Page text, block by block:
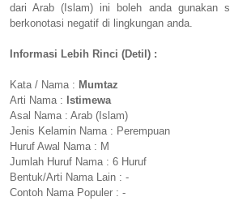
dari Arab (Islam) ini boleh anda gunakan
berkonotasi negatif di lingkungan anda.
Informasi Lebih Rinci (Detil) :
Kata / Nama : Mumtaz
Arti Nama : Istimewa
Asal Nama : Arab (Islam)
Jenis Kelamin Nama : Perempuan
Huruf Awal Nama : M
Jumlah Huruf Nama : 6 Huruf
Bentuk/Arti Nama Lain : -
Contoh Nama Populer : -